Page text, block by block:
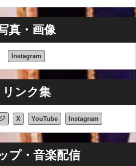
真・画像
Instagram
リンク集
X YouTube Instagram
プ・音楽配信